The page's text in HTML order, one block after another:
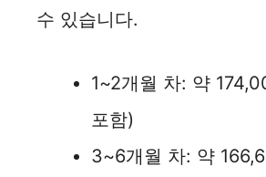
수 있습니다.
1~2개월 차: 약
포함)
3~6개월 차: 약